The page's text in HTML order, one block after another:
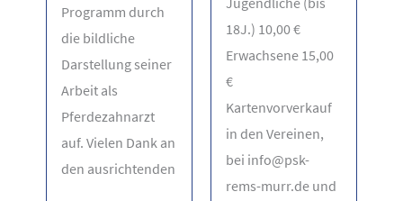
Programm durch
die bildliche
Darstellung seiner
Arbeit als
Pferdezahnarzt
auf. Vielen Dank an
den ausrichtenden
18J.) 10,00 €
Erwachsene 15,00
€
Kartenvorverkauf
in den Vereinen,
bei info@psk-
rems-murr.de und